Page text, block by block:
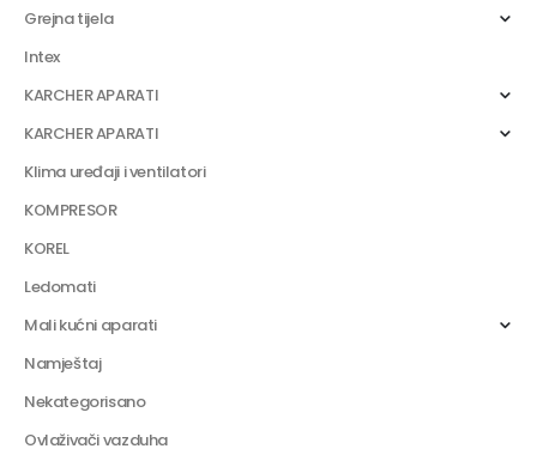
Grejna tijela
Intex
KARCHER APARATI
KARCHER APARATI
Klima uređaji i ventilatori
KOMPRESOR
KOREL
Ledomati
Mali kućni aparati
Namještaj
Nekategorisano
Ovlaživači vazduha